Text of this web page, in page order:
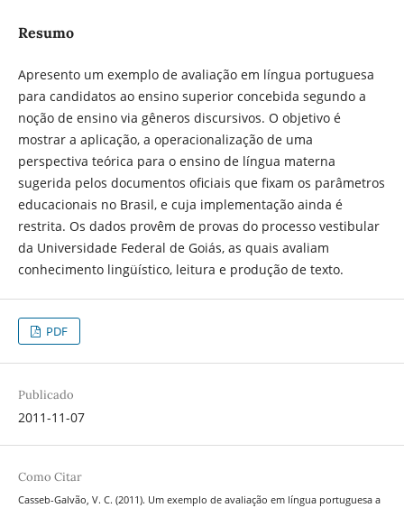
Resumo
Apresento um exemplo de avaliação em língua portuguesa
para candidatos ao ensino superior concebida segundo a
noção de ensino via gêneros discursivos. O objetivo é
mostrar a aplicação, a operacionalização de uma
perspectiva teórica para o ensino de língua materna
sugerida pelos documentos oficiais que fixam os parâmetros
educacionais no Brasil, e cuja implementação ainda é
restrita. Os dados provêm de provas do processo vestibular
da Universidade Federal de Goiás, as quais avaliam
conhecimento lingüístico, leitura e produção de texto.
PDF
Publicado
2011-11-07
Como Citar
Casseb-Galvão, V. C. (2011). Um exemplo de avaliação em língua portuguesa a